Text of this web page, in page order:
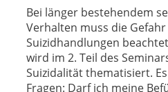
Bei länger bestehendem
Verhalten muss die
Suizidhandlungen
wird im 2. Teil des
Suizidalität thematisiert.
Fragen: Darf ich meine